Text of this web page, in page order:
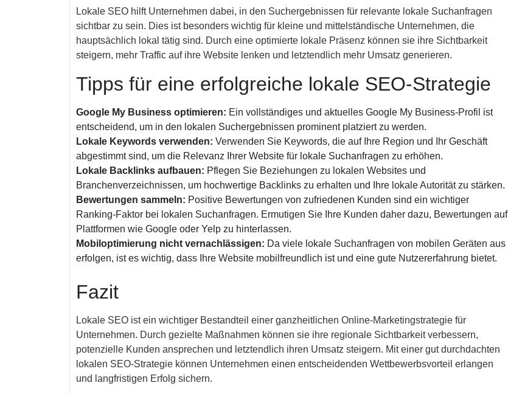
Lokale SEO hilft Unternehmen dabei, in den Suchergebnissen für relevante lokale Suchanfragen
sichtbar zu sein. Dies ist besonders wichtig für kleine und mittelständische Unternehmen, die
hauptsächlich lokal tätig sind. Durch eine optimierte lokale Präsenz können sie ihre Sichtbarkeit
steigern, mehr Traffic auf ihre Website lenken und letztendlich mehr Umsatz generieren.
Tipps für eine erfolgreiche lokale SEO-Strategie
Google My Business optimieren: Ein vollständiges und aktuelles Google My Business-Profil ist
entscheidend, um in den lokalen Suchergebnissen prominent platziert zu werden.
Lokale Keywords verwenden: Verwenden Sie Keywords, die auf Ihre Region und Ihr Geschäft
abgestimmt sind, um die Relevanz Ihrer Website für lokale Suchanfragen zu erhöhen.
Lokale Backlinks aufbauen: Pflegen Sie Beziehungen zu lokalen Websites und
Branchenverzeichnissen, um hochwertige Backlinks zu erhalten und Ihre lokale Autorität zu stärken.
Bewertungen sammeln: Positive Bewertungen von zufriedenen Kunden sind ein wichtiger
Ranking-Faktor bei lokalen Suchanfragen. Ermutigen Sie Ihre Kunden daher dazu, Bewertungen auf
Plattformen wie Google oder Yelp zu hinterlassen.
Mobiloptimierung nicht vernachlässigen: Da viele lokale Suchanfragen von mobilen Geräten aus
erfolgen, ist es wichtig, dass Ihre Website mobilfreundlich ist und eine gute Nutzererfahrung bietet.
Fazit
Lokale SEO ist ein wichtiger Bestandteil einer ganzheitlichen Online-Marketingstrategie für
Unternehmen. Durch gezielte Maßnahmen können sie ihre regionale Sichtbarkeit verbessern,
potenzielle Kunden ansprechen und letztendlich ihren Umsatz steigern. Mit einer gut durchdachten
lokalen SEO-Strategie können Unternehmen einen entscheidenden Wettbewerbsvorteil erlangen
und langfristigen Erfolg sichern.